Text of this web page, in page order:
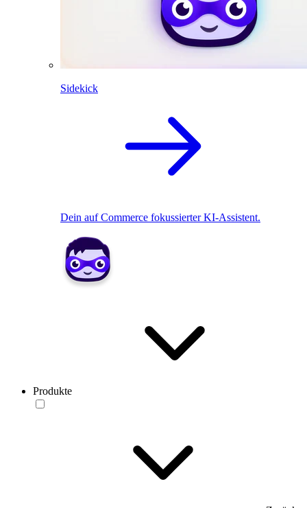
Sidekick
Dein auf Commerce fokussierter KI-Assistent.
Produkte